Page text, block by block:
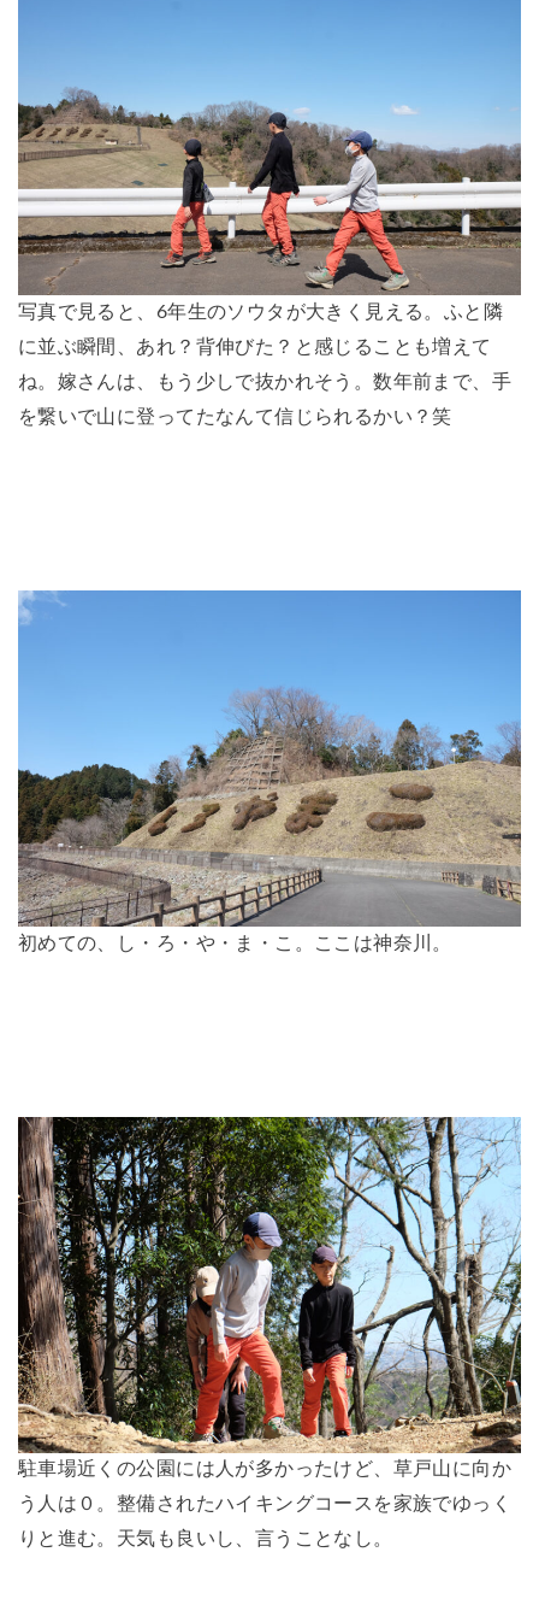
写真で見ると、6年生のソウタが大きく見える。ふと隣
に並ぶ瞬間、あれ？背伸びた？と感じることも増えて
ね。嫁さんは、もう少しで抜かれそう。数年前まで、手
を繋いで山に登ってたなんて信じられるかい？笑
初めての、し・ろ・や・ま・こ。ここは神奈川。
駐車場近くの公園には人が多かったけど、草戸山に向か
う人は０。整備されたハイキングコースを家族でゆっく
りと進む。天気も良いし、言うことなし。